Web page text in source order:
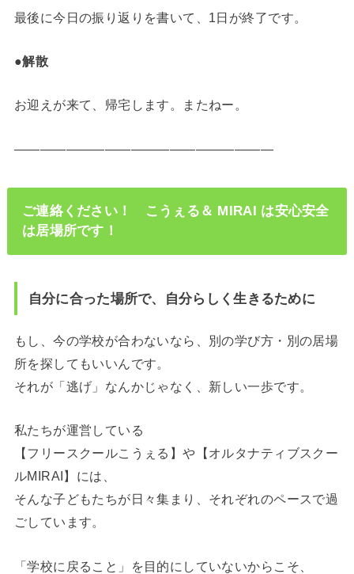
最後に今日の振り返りを書いて、1日が終了です。
●解散
お迎えが来て、帰宅します。またねー。
————————————————————
ご連絡ください！ こうぇる＆ MIRAI は安心安全
は居場所です！
自分に合った場所で、自分らしく生きるために
もし、今の学校が合わないなら、別の学び方・別の居場
所を探してもいいんです。
それが「逃げ」なんかじゃなく、新しい一歩です。
私たちが運営している
【フリースクールこうぇる】や【オルタナティブスクー
ルMIRAI】には、
そんな子どもたちが日々集まり、それぞれのペースで過
ごしています。
「学校に戻ること」を目的にしていないからこそ、